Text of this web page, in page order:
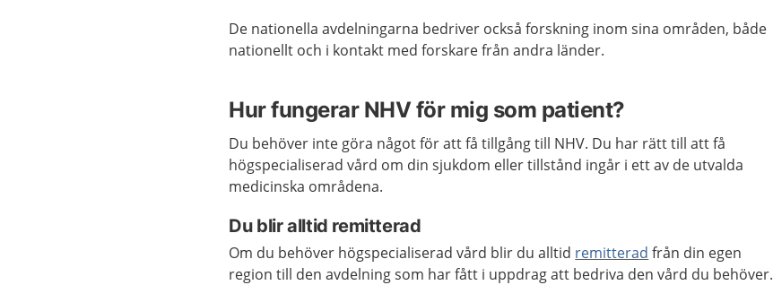
De nationella avdelningarna bedriver också forskning inom sina områden, både
nationellt och i kontakt med forskare från andra länder.
Hur fungerar NHV för mig som patient?
Du behöver inte göra något för att få tillgång till NHV. Du har rätt till att få
högspecialiserad vård om din sjukdom eller tillstånd ingår i ett av de utvalda
medicinska områdena.
Du blir alltid remitterad
Om du behöver högspecialiserad vård blir du alltid remitterad från din egen
region till den avdelning som har fått i uppdrag att bedriva den vård du behöver.